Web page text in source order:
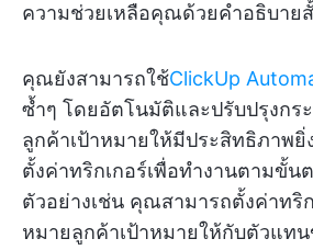
ความช่วยเหลือคุณด้วยคำอธิบาย
คุณยังสามารถใช้ClickUp
ซ้ำๆ โดยอัตโนมัติและปรับปรุงกร
ลูกค้าเป้าหมายให้มีประสิทธิภาพ
ตั้งค่าทริกเกอร์เพื่อทำงานตามขั้
ตัวอย่างเช่น คุณสามารถตั้งค่าทริ
หมายลูกค้าเป้าหมายให้กับตัวแท